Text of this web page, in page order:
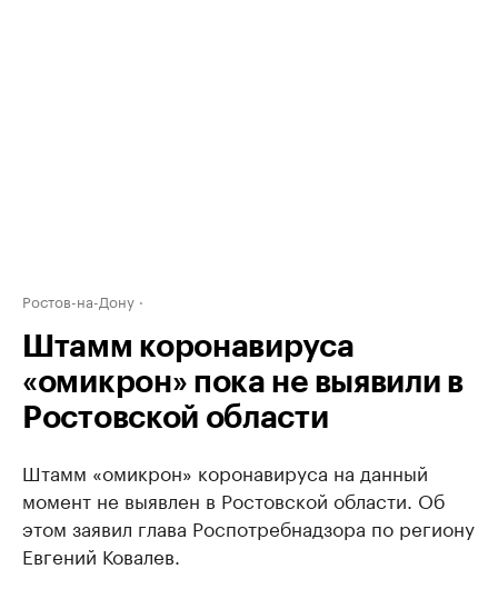
Ростов-на-Дону
Штамм коронавируса
«омикрон» пока не выявили в
Ростовской области
Штамм «омикрон» коронавируса на данный
момент не выявлен в Ростовской области. Об
этом заявил глава Роспотребнадзора по региону
Евгений Ковалев.